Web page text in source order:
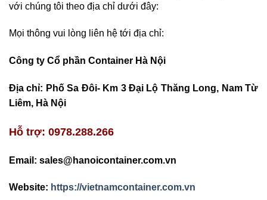
với chúng tôi theo địa chỉ dưới đây:
Mọi thông vui lòng liên hệ tới địa chỉ:
Công ty Cổ phần Container Hà Nội
Địa chỉ: Phố Sa Đôi- Km 3 Đại Lộ Thăng Long, Nam Từ
Liêm, Hà Nội
Hỗ trợ: 0978.288.266
Email: sales@hanoicontainer.com.vn
Website: https://vietnamcontainer.com.vn